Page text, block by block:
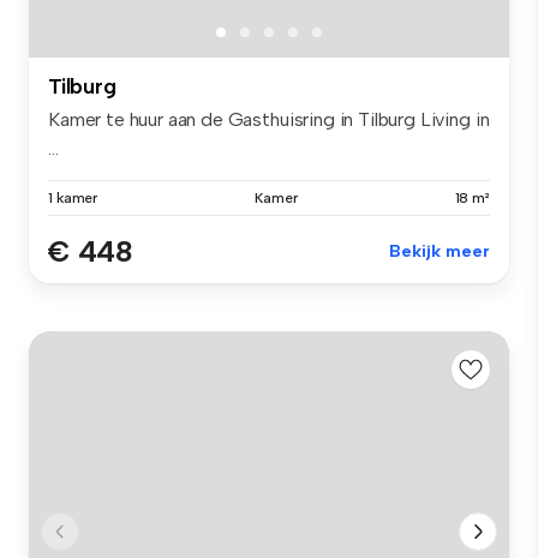
Tilburg
Kamer te huur aan de Gasthuisring in Tilburg Living in
...
1 kamer Kamer 18 m²
€ 448 Bekijk meer